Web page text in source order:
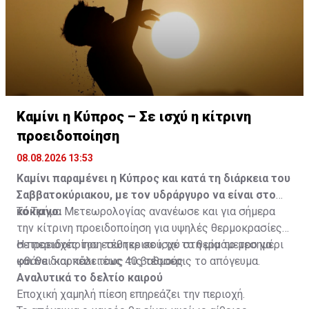
Καμίνι η Κύπρος – Σε ισχύ η κίτρινη
προειδοποίηση
08.08.2026 13:53
Καμίνι παραμένει η Κύπρος και κατά τη διάρκεια του
Σαββατοκύριακου, με τον υδράργυρο να είναι στο
κόκκινο.
Το Τμήμα Μετεωρολογίας ανανέωσε και για σήμερα
την κίτρινη προειδοποίηση για υψηλές θερμοκρασίες
σε περιοχές του εσωτερικού, με το θερμόμετρο να
φθάνει και πάλι τους 40 βαθμούς.
Η προειδοποίηση τέθηκε σε ισχύ στη μία το μεσημέρι
και θα διαρκέσει έως τις τέσσερις το απόγευμα.
Αναλυτικά το δελτίο καιρού
Εποχική χαμηλή πίεση επηρεάζει την περιοχή.